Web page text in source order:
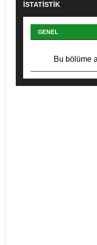
İSTATİSTİK
GENEL
Bu bölüme